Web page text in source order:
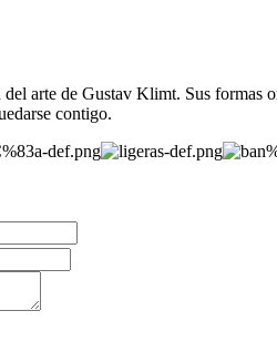
arte de Gustav Klimt. Sus formas
contigo.